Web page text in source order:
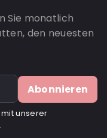
Sie monatlich
den neuesten
Abonnieren
unserer